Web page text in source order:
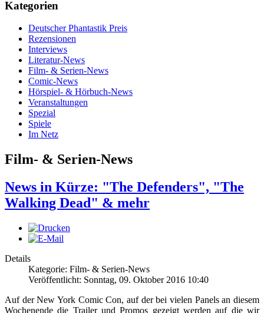
Kategorien
Deutscher Phantastik Preis
Rezensionen
Interviews
Literatur-News
Film- & Serien-News
Comic-News
Hörspiel- & Hörbuch-News
Veranstaltungen
Spezial
Spiele
Im Netz
Film- & Serien-News
News in Kürze: "The Defenders", "The
Walking Dead" & mehr
Details
Kategorie: Film- & Serien-News
Veröffentlicht: Sonntag, 09. Oktober 2016 10:40
Auf der New York Comic Con, auf der bei vielen Panels an diesem
Wochenende die Trailer und Promos gezeigt werden auf die wir